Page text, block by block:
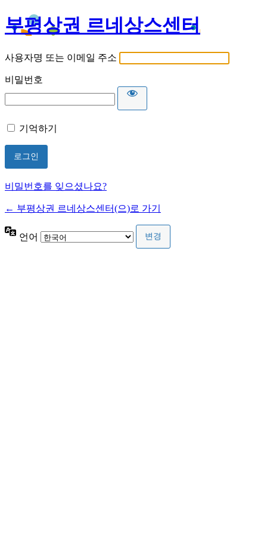
부평상권 르네상스센터
사용자명 또는 이메일 주소
비밀번호
기억하기
비밀번호를 잊으셨나요?
← 부평상권 르네상스센터(으)로 가기
언어